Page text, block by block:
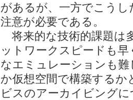
があるが、一方でこう
注意が必要である。
将来的な技術的課題は
ットワークスピードも
なエミュレーションも
か仮想空間で構築する
ビスのアーカイビング